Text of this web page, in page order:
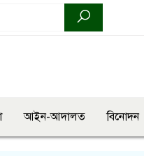
আইন-আদালত বিনোদন